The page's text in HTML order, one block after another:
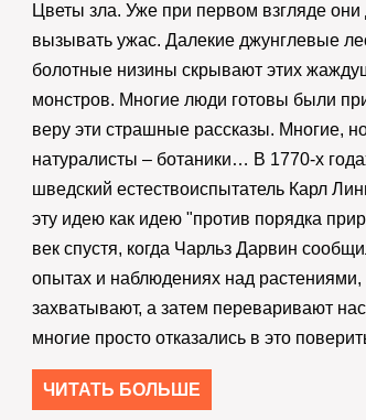
Цветы зла. Уже при первом взгляде
вызывать ужас. Далекие джунглевые
болотные низины скрывают этих
монстров. Многие люди готовы были
веру эти страшные рассказы. Многие,
натуралисты – ботаники… В 1770-х
шведский естествоиспытатель Карл
эту идею как идею "против порядка
век спустя, когда Чарльз Дарвин
опытах и наблюдениях над растениями,
захватывают, а затем переваривают
многие просто отказались в это
ЧИТАТЬ БОЛЬШЕ